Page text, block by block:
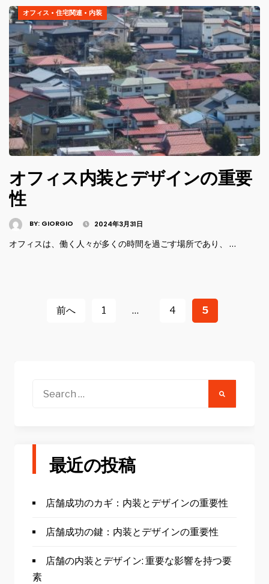
オフィス • 住宅関連 • 内装
オフィス内装とデザインの重要
性
BY: GIORGIO 2024年3月31日
オフィスは、働く人々が多くの時間を過ごす場所であり、 …
前へ 1 … 4 5
Search
最近の投稿
店舗成功のカギ：内装とデザインの重要性
店舗成功の鍵：内装とデザインの重要性
店舗の内装とデザイン: 重要な影響を持つ要
素